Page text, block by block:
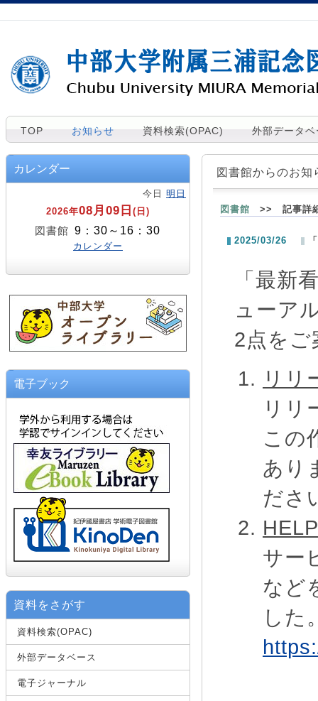
TOP お知らせ 資料検索(OPAC) 外部データベ
カレンダー
今日 明日
2026年08月09日 (日)
図書館 9：30～16：30
カレンダー
電子ブック
資料をさがす
資料検索(OPAC)
外部データベース
電子ジャーナル
図書館からのお知
図書館 >> 記事詳
2025/03/26
「最新
ューア
2点をご
リリ
リリ
この
あり
ださ
サー
など
した